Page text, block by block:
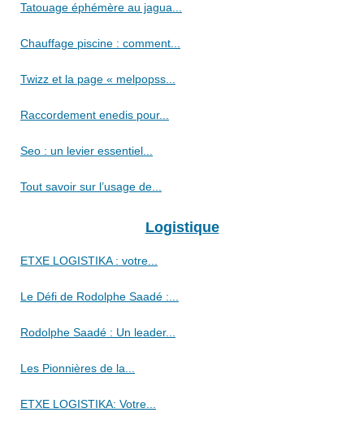
Tatouage éphémère au jagua...
Chauffage piscine : comment...
Twizz et la page « melpopss...
Raccordement enedis pour...
Seo : un levier essentiel...
Tout savoir sur l’usage de...
Logistique
ETXE LOGISTIKA : votre...
Le Défi de Rodolphe Saadé :...
Rodolphe Saadé : Un leader...
Les Pionnières de la...
ETXE LOGISTIKA: Votre...